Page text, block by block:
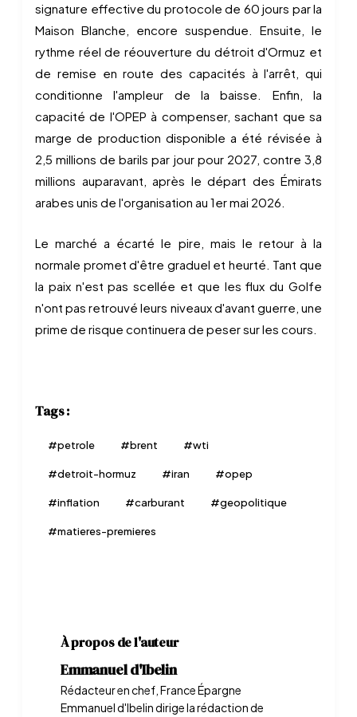
signature effective du protocole de 60 jours par la
Maison Blanche, encore suspendue. Ensuite, le
rythme réel de réouverture du détroit d'Ormuz et
de remise en route des capacités à l'arrêt, qui
conditionne l'ampleur de la baisse. Enfin, la
capacité de l'OPEP à compenser, sachant que sa
marge de production disponible a été révisée à
2,5 millions de barils par jour pour 2027, contre 3,8
millions auparavant, après le départ des Émirats
arabes unis de l'organisation au 1er mai 2026.
Le marché a écarté le pire, mais le retour à la
normale promet d'être graduel et heurté. Tant que
la paix n'est pas scellée et que les flux du Golfe
n'ont pas retrouvé leurs niveaux d'avant guerre, une
prime de risque continuera de peser sur les cours.
Tags :
#petrole #brent #wti
#detroit-hormuz #iran #opep
#inflation #carburant #geopolitique
#matieres-premieres
À propos de l'auteur
Emmanuel d'Ibelin
Rédacteur en chef, France Épargne
Emmanuel d'Ibelin dirige la rédaction de